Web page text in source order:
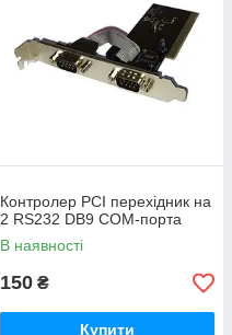
Контролер PCI перехідник на
2 RS232 DB9 COM-порта
В наявності
150 ₴
Купити